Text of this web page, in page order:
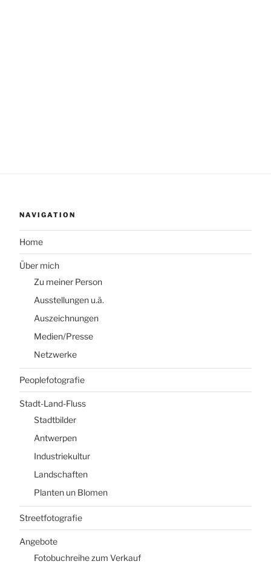
NAVIGATION
Home
Über mich
Zu meiner Person
Ausstellungen u.ä.
Auszeichnungen
Medien/Presse
Netzwerke
Peoplefotografie
Stadt-Land-Fluss
Stadtbilder
Antwerpen
Industriekultur
Landschaften
Planten un Blomen
Streetfotografie
Angebote
Fotobuchreihe zum Verkauf